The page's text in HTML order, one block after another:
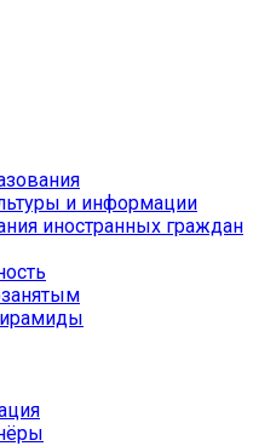
и информации
иностранных граждан